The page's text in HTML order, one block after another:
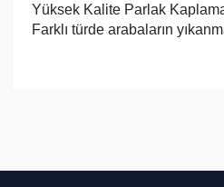
Yüksek Kalite Parlak
Farklı türde arabaların